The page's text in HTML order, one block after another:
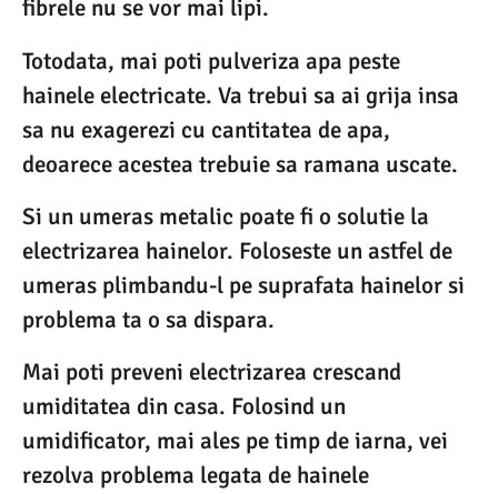
fibrele nu se vor mai lipi.
Totodata, mai poti pulveriza apa peste
hainele electricate. Va trebui sa ai grija insa
sa nu exagerezi cu cantitatea de apa,
deoarece acestea trebuie sa ramana uscate.
Si un umeras metalic poate fi o solutie la
electrizarea hainelor. Foloseste un astfel de
umeras plimbandu-l pe suprafata hainelor si
problema ta o sa dispara.
Mai poti preveni electrizarea crescand
umiditatea din casa. Folosind un
umidificator, mai ales pe timp de iarna, vei
rezolva problema legata de hainele